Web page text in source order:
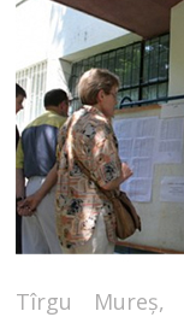
Tîrgu Mureș,